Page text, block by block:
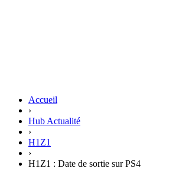
Accueil
›
Hub Actualité
›
H1Z1
›
H1Z1 : Date de sortie sur PS4